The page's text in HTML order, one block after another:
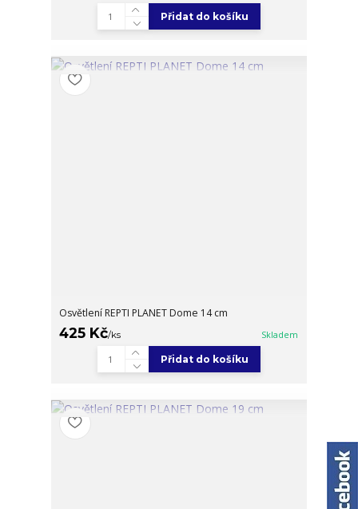
Přidat do košíku
Osvětlení REPTI PLANET Dome 14 cm
425 Kč/ks Skladem
Přidat do košíku